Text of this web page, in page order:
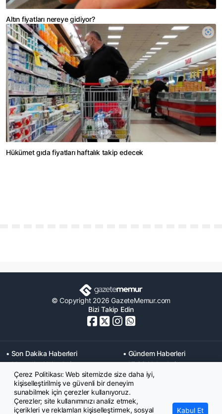
Altın fiyatları nereye gidiyor?
Hükümet gıda fiyatları haftalık takip edecek
© Copyright 2026 GazeteMemur.com
Bizi Takip Edin
• Son Dakika Haberleri
• Gündem Haberleri
• Memurlar Haberleri
• KPSS Haberleri
• Ekonomi Haberleri
• Eğitim Haberleri
• Yaşam Haberleri
• Maaş Verileri Haberleri
• Mahkeme Kararları
Haberleri
Çerez Politikası: Web sitemizde size daha iyi,
kişiselleştirilmiş ve güvenli bir deneyim
sunabilmek için çerezler kullanıyoruz.
Çerezler; site kullanımınızı analiz etmek,
içerikleri ve reklamları kişiselleştirmek, sosyal
Kabul Et